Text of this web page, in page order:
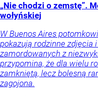
„Nie chodzi o zemstę”.
wołyńskiej
W Buenos Aires
pokazują rodzinne zdjęcia
zamordowanych z
przypomina, że dla wielu
zamkniętą, lecz bolesną
zagojona.